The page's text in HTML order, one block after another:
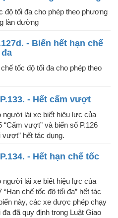
độ tối đa cho phép theo phương
làn đường
- Biển hết hạn chế
tốc độ tối đa cho phép theo
- Hết cấm vượt
người lái xe biết hiệu lực của
“Cấm vượt” và biển số P.126
vượt” hết tác dụng.
- Hết hạn chế tốc
người lái xe biết hiệu lực của
“Hạn chế tốc độ tối đa” hết tác
này, các xe được phép chạy
đã quy định trong Luật Giao